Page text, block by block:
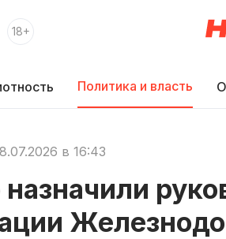
18+
Политика и власть
в 16:43